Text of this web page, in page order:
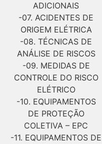
ADICIONAIS
-07. ACIDENTES DE
ORIGEM ELÉTRICA
-08. TÉCNICAS DE
ANÁLISE DE RISCOS
-09. MEDIDAS DE
CONTROLE DO RISCO
ELÉTRICO
-10. EQUIPAMENTOS
DE PROTEÇÃO
COLETIVA – EPC
-11. EQUIPAMENTOS DE